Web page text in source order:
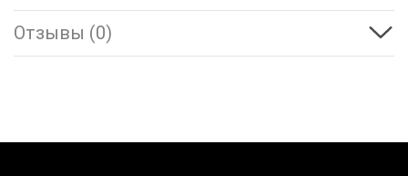
Отзывы (0)